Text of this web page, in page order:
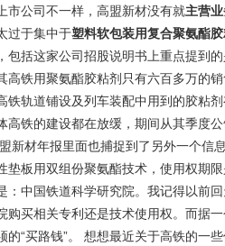
市公司不一样，高盟新材没有就主营
过于集中于塑料软包装用复合聚氨酯胶
包括这家公司招股说明书上重点提到
高铁用聚氨酯胶粘剂只有六百多万的
铁轨道铺设及列车装配中用到的胶粘
高铁的建设都在放缓，期间从其季度
新材年报里面也捕捉到了另外一个信
垫板用双组份聚氨酯技术，使用权期
：中国铁道科学研究院。我记得以前
购买相关专利还是技术使用权。而据
的“买路钱”。 想想最近关于高铁的一